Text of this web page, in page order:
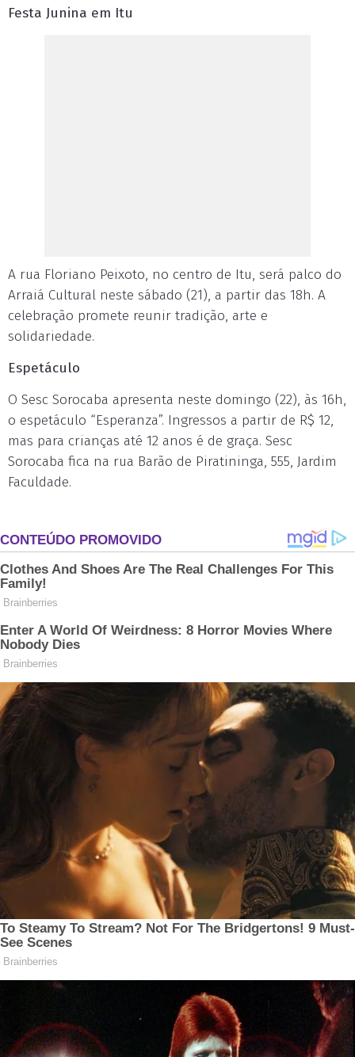
Festa Junina em Itu
A rua Floriano Peixoto, no centro de Itu, será palco do
Arraiá Cultural neste sábado (21), a partir das 18h. A
celebração promete reunir tradição, arte e
solidariedade.
Espetáculo
O Sesc Sorocaba apresenta neste domingo (22), às 16h,
o espetáculo “Esperanza”. Ingressos a partir de R$ 12,
mas para crianças até 12 anos é de graça. Sesc
Sorocaba fica na rua Barão de Piratininga, 555, Jardim
Faculdade.